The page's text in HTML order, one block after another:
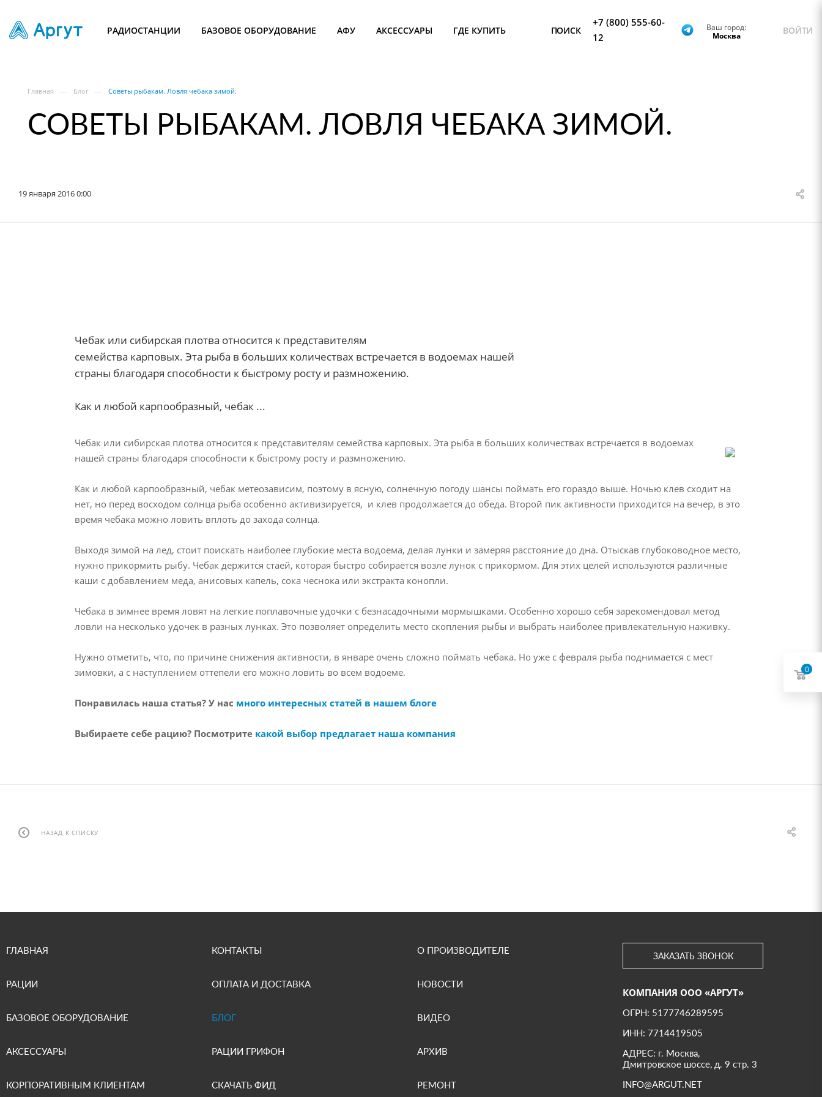
РАДИОСТАНЦИИ БАЗОВОЕ ОБОРУДОВАНИЕ АФУ АКСЕССУАРЫ ГДЕ КУПИТЬ ПОИСК
+7 (800) 555-60-
12
Ваш город:
Москва
ВОЙТИ
Главная — Блог — Советы рыбакам. Ловля чебака зимой.
СОВЕТЫ РЫБАКАМ. ЛОВЛЯ ЧЕБАКА ЗИМОЙ.
19 января 2016 0:00
Чебак или сибирская плотва относится к представителям
семейства карповых. Эта рыба в больших количествах встречается в водоемах нашей
страны благодаря способности к быстрому росту и размножению.
Как и любой карпообразный, чебак ...
Чебак или сибирская плотва относится к представителям семейства карповых. Эта рыба в больших количествах встречается в водоемах
нашей страны благодаря способности к быстрому росту и размножению.
Как и любой карпообразный, чебак метеозависим, поэтому в ясную, солнечную погоду шансы поймать его гораздо выше. Ночью клев сходит на
нет, но перед восходом солнца рыба особенно активизируется, и клев продолжается до обеда. Второй пик активности приходится на вечер, в это
время чебака можно ловить вплоть до захода солнца.
Выходя зимой на лед, стоит поискать наиболее глубокие места водоема, делая лунки и замеряя расстояние до дна. Отыскав глубоководное место,
нужно прикормить рыбу. Чебак держится стаей, которая быстро собирается возле лунок с прикормом. Для этих целей используются различные
каши с добавлением меда, анисовых капель, сока чеснока или экстракта конопли.
Чебака в зимнее время ловят на легкие поплавочные удочки с безнасадочными мормышками. Особенно хорошо себя зарекомендовал метод
ловли на несколько удочек в разных лунках. Это позволяет определить место скопления рыбы и выбрать наиболее привлекательную наживку.
Нужно отметить, что, по причине снижения активности, в январе очень сложно поймать чебака. Но уже с февраля рыба поднимается с мест
зимовки, а с наступлением оттепели его можно ловить во всем водоеме.
Понравилась наша статья? У нас много интересных статей в нашем блоге
Выбираете себе рацию? Посмотрите какой выбор предлагает наша компания
НАЗАД К СПИСКУ
ГЛАВНАЯ
РАЦИИ
БАЗОВОЕ ОБОРУДОВАНИЕ
АКСЕССУАРЫ
КОРПОРАТИВНЫМ КЛИЕНТАМ
КОНТАКТЫ
ОПЛАТА И ДОСТАВКА
БЛОГ
РАЦИИ ГРИФОН
СКАЧАТЬ ФИД
О ПРОИЗВОДИТЕЛЕ
НОВОСТИ
ВИДЕО
АРХИВ
РЕМОНТ
ЗАКАЗАТЬ ЗВОНОК
КОМПАНИЯ ООО «АРГУТ»
ОГРН: 5177746289595
ИНН: 7714419505
АДРЕС: г. Москва,
Дмитровское шоссе, д. 9 стр. 3
INFO@ARGUT.NET
0